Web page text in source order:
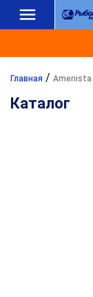
Главная / Amenista
Каталог